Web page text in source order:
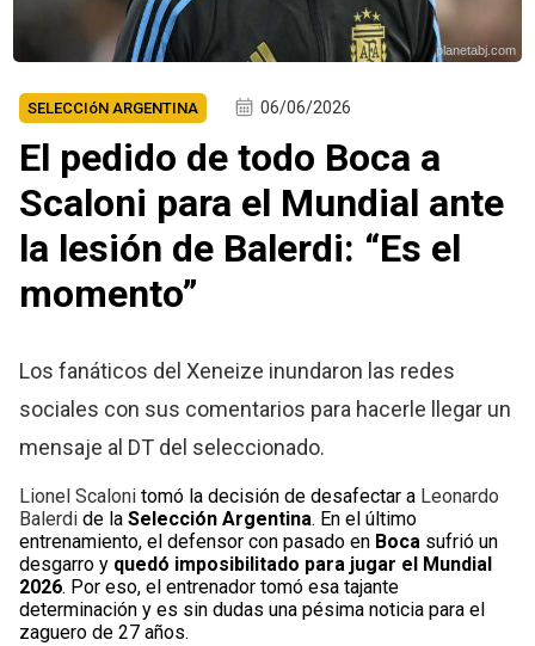
planetabj.com
SELECCIóN ARGENTINA 06/06/2026
El pedido de todo Boca a
Scaloni para el Mundial ante
la lesión de Balerdi: “Es el
momento”
Los fanáticos del Xeneize inundaron las redes
sociales con sus comentarios para hacerle llegar un
mensaje al DT del seleccionado.
Lionel Scaloni tomó la decisión de desafectar a Leonardo
Balerdi de laSelección Argentina. En el último
entrenamiento, el defensor con pasado en Boca sufrió un
desgarro y quedó imposibilitado para jugar el Mundial
2026. Por eso, el entrenador tomó esa tajante
determinación y es sin dudas una pésima noticia para el
zaguero de 27 años.